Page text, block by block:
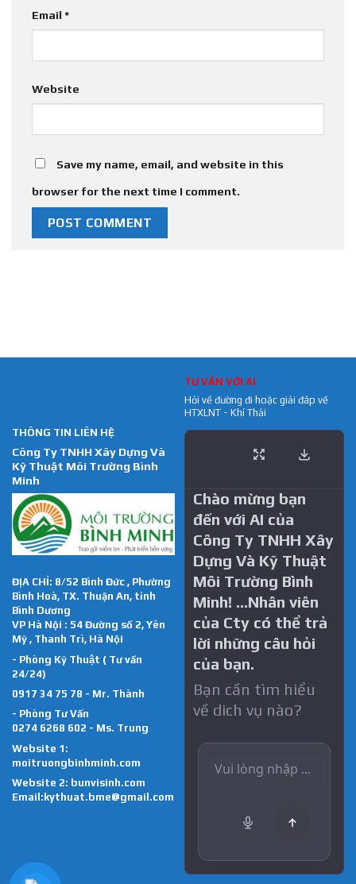
Email *
Website
Save my name, email, and website in this
browser for the next time I comment.
THÔNG TIN LIÊN HỆ
Công Ty TNHH Xây Dựng Và
Kỹ Thuật Môi Trường Bình
Minh
ĐỊA CHỈ: 8/52 Bình Đức , Phường
Bình Hoà, TX. Thuận An, tỉnh
Bình Dương
VP Hà Nội : 54 Đường số 2, Yên
Mỹ , Thanh Trì, Hà Nội
- Phòng Kỹ Thuật ( Tư vấn
24/24)
0917 34 75 78 - Mr. Thành
- Phòng Tư Vấn
0274 6268 602 - Ms. Trung
Website 1:
moitruongbinhminh.com
Website 2: bunvisinh.com
Email:kythuat.bme@gmail.com
TƯ VẤN VỚI AI
Hỏi về đường đi hoặc giải đáp về
HTXLNT - Khí Thải
Chào mừng bạn
đến với AI của
Công Ty TNHH Xây
Dựng Và Kỹ Thuật
Môi Trường Bình
Minh! …Nhân viên
của Cty có thể trả
lời những câu hỏi
của bạn.
Bạn cần tìm hiểu
về dich vụ nào?